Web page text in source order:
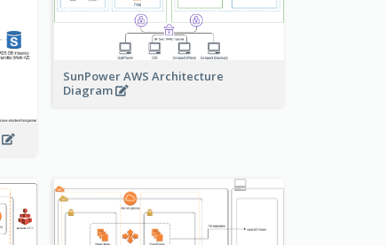
SunPower AWS Architecture
Diagram